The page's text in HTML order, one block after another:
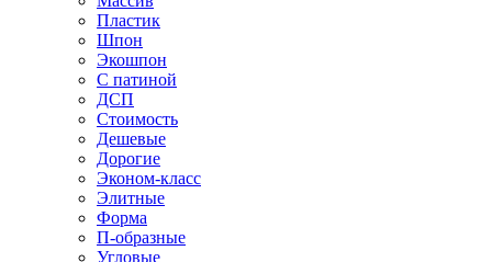
Пластик
Шпон
Экошпон
С патиной
ДСП
Стоимость
Дешевые
Дорогие
Эконом-класс
Элитные
Форма
П-образные
Угловые